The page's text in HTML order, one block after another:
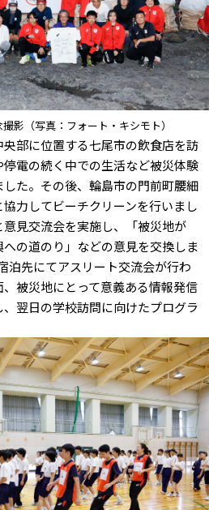
影（写真：フォート・キシモト）
部に位置する七尾市の飲食店を訪
電の続く中での生活など被災体験
た。その後、輪島市の門前町腰細
力してビーチクリーンを行いまし
見交流会を実施し、「被災地が
の道のり」などの意見を交換しま
泊先にてアスリート交流会が行わ
被災地にとって意義ある情報発信
翌日の学校訪問に向けたプログラ